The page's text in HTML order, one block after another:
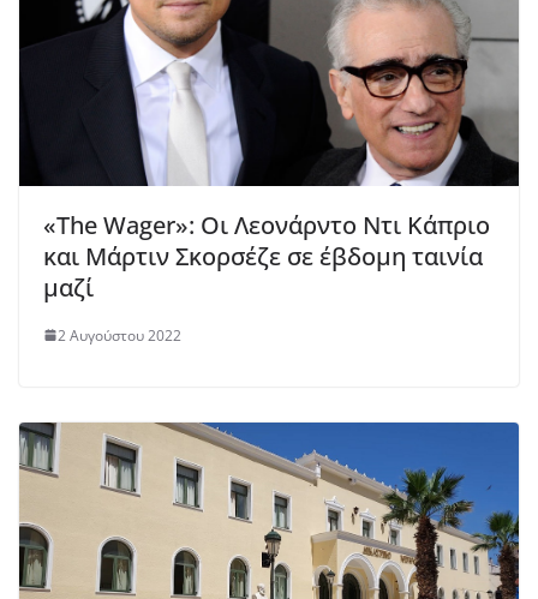
«The Wager»: Οι Λεονάρντο Ντι Κάπριο
και Μάρτιν Σκορσέζε σε έβδομη ταινία
μαζί
2 Αυγούστου 2022